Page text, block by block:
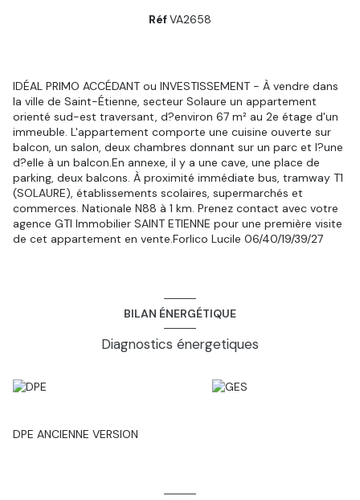
RéfVA2658
IDÉAL PRIMO ACCÉDANT ou INVESTISSEMENT - À vendre dans
la ville de Saint-Étienne, secteur Solaure un appartement
orienté sud-est traversant, d?environ 67 m² au 2e étage d'un
immeuble. L'appartement comporte une cuisine ouverte sur
balcon, un salon, deux chambres donnant sur un parc et l?une
d?elle à un balcon.En annexe, il y a une cave, une place de
parking, deux balcons. À proximité immédiate bus, tramway T1
(SOLAURE), établissements scolaires, supermarchés et
commerces. Nationale N88 à 1 km. Prenez contact avec votre
agence GTI Immobilier SAINT ETIENNE pour une première visite
de cet appartement en vente.Forlico Lucile 06/40/19/39/27
BILAN ÉNERGÉTIQUE
Diagnostics énergetiques
DPE ANCIENNE VERSION